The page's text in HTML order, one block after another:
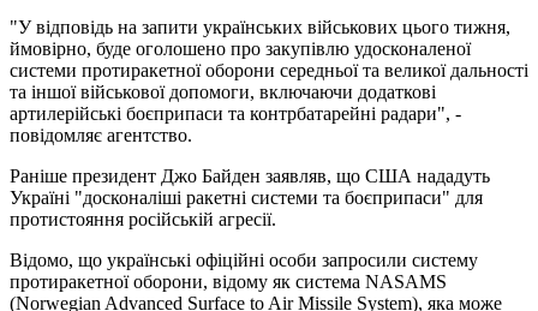
"У відповідь на запити українських військових цього тижня,
ймовірно, буде оголошено про закупівлю удосконаленої
системи протиракетної оборони середньої та великої дальності
та іншої військової допомоги, включаючи додаткові
артилерійські боєприпаси та контрбатарейні радари", -
повідомляє агентство.
Раніше президент Джо Байден заявляв, що США нададуть
Україні "досконаліші ракетні системи та боєприпаси" для
протистояння російській агресії.
Відомо, що українські офіційні особи запросили систему
протиракетної оборони, відому як система NASAMS
(Norwegian Advanced Surface to Air Missile System), яка може